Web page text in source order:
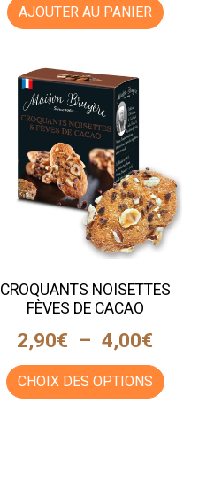
AJOUTER AU PANIER
CROQUANTS NOISETTES
FÈVES DE CACAO
2,90€ – 4,00€
CHOIX DES OPTIONS